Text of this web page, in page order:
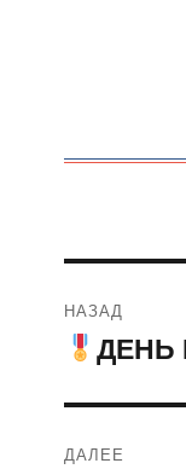
по
НАЗАД
Предыдущая
ДЕНЬ
ДАЛЕЕ